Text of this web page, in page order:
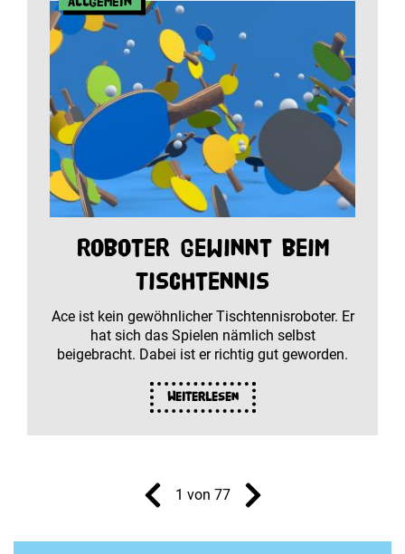
Roboter gewinnt beim
Tischtennis
Ace ist kein gewöhnlicher Tischtennisroboter. Er
hat sich das Spielen nämlich selbst
beigebracht. Dabei ist er richtig gut geworden.
Weiterlesen
1 von 77